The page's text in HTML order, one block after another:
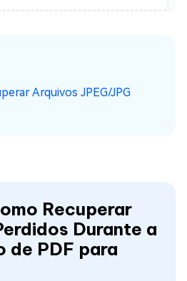
Arquivos JPEG/JPG
Recuperar
Durante a
de PDF para